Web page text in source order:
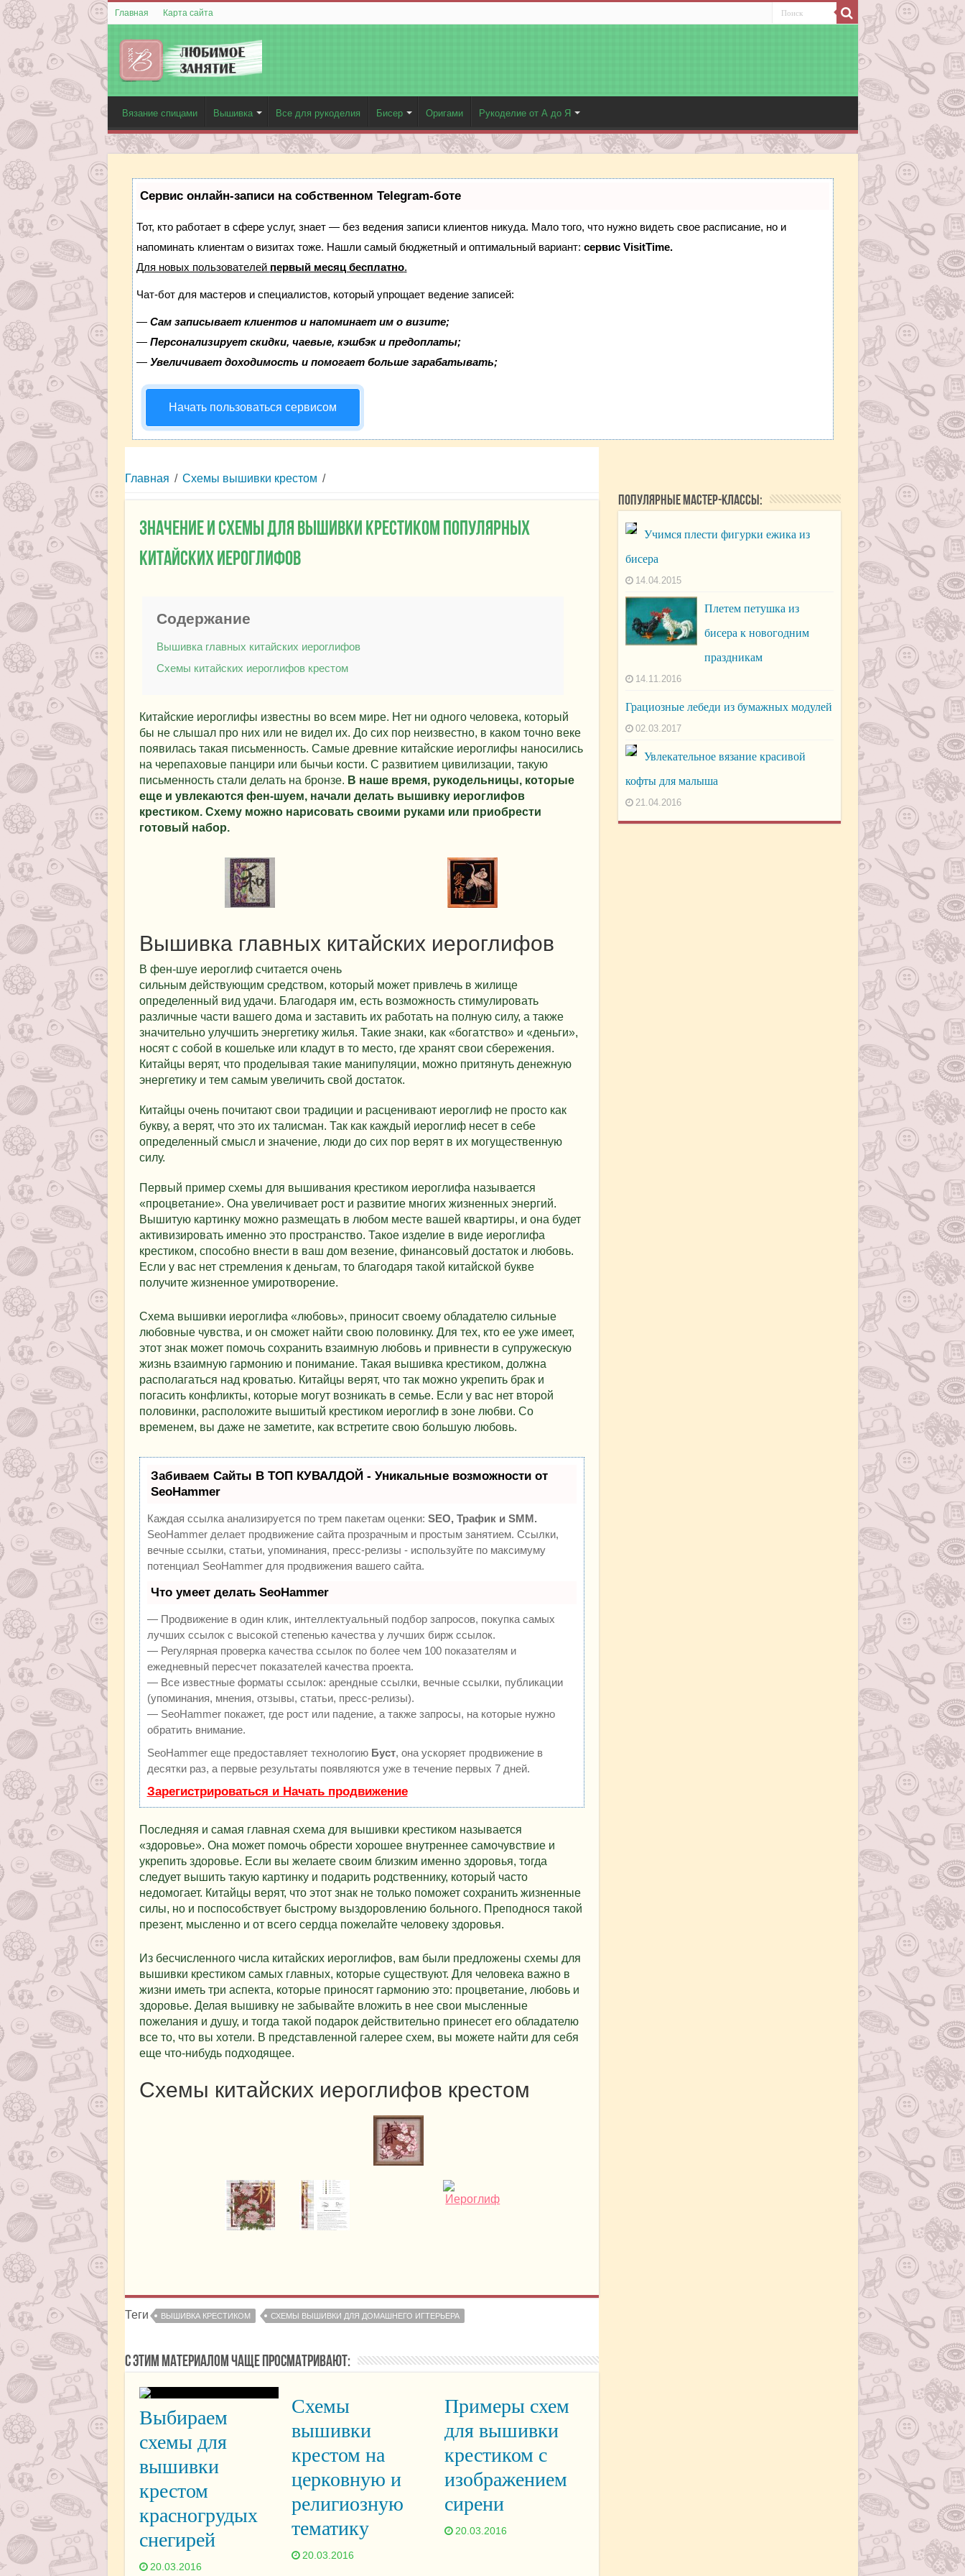
Главная Карта сайта
Вязание спицами Вышивка Все для рукоделия Бисер Оригами Рукоделие от А до Я
Сервис онлайн-записи на собственном Telegram-боте
Тот, кто работает в сфере услуг, знает — без ведения записи клиентов никуда. Мало того, что нужно видеть свое расписание, но и
напоминать клиентам о визитах тоже. Нашли самый бюджетный и оптимальный вариант: сервис VisitTime.
Для новых пользователей первый месяц бесплатно.
Чат-бот для мастеров и специалистов, который упрощает ведение записей:
— Сам записывает клиентов и напоминает им о визите;
— Персонализирует скидки, чаевые, кэшбэк и предоплаты;
— Увеличивает доходимость и помогает больше зарабатывать;
Начать пользоваться сервисом
Главная / Схемы вышивки крестом /
Значение и схемы для вышивки крестиком популярных
китайских иероглифов
Содержание
Вышивка главных китайских иероглифов
Схемы китайских иероглифов крестом
Китайские иероглифы известны во всем мире. Нет ни одного человека, который
бы не слышал про них или не видел их. До сих пор неизвестно, в каком точно веке
появилась такая письменность. Самые древние китайские иероглифы наносились
на черепаховые панцири или бычьи кости. С развитием цивилизации, такую
письменность стали делать на бронзе. В наше время, рукодельницы, которые
еще и увлекаются фен-шуем, начали делать вышивку иероглифов
крестиком. Схему можно нарисовать своими руками или приобрести
готовый набор.
Вышивка главных китайских иероглифов
В фен-шуе иероглиф считается очень
сильным действующим средством, который может привлечь в жилище
определенный вид удачи. Благодаря им, есть возможность стимулировать
различные части вашего дома и заставить их работать на полную силу, а также
значительно улучшить энергетику жилья. Такие знаки, как «богатство» и «деньги»,
носят с собой в кошельке или кладут в то место, где хранят свои сбережения.
Китайцы верят, что проделывая такие манипуляции, можно притянуть денежную
энергетику и тем самым увеличить свой достаток.
Китайцы очень почитают свои традиции и расценивают иероглиф не просто как
букву, а верят, что это их талисман. Так как каждый иероглиф несет в себе
определенный смысл и значение, люди до сих пор верят в их могущественную
силу.
Первый пример схемы для вышивания крестиком иероглифа называется
«процветание». Она увеличивает рост и развитие многих жизненных энергий.
Вышитую картинку можно размещать в любом месте вашей квартиры, и она будет
активизировать именно это пространство. Такое изделие в виде иероглифа
крестиком, способно внести в ваш дом везение, финансовый достаток и любовь.
Если у вас нет стремления к деньгам, то благодаря такой китайской букве
получите жизненное умиротворение.
Схема вышивки иероглифа «любовь», приносит своему обладателю сильные
любовные чувства, и он сможет найти свою половинку. Для тех, кто ее уже имеет,
этот знак может помочь сохранить взаимную любовь и привнести в супружескую
жизнь взаимную гармонию и понимание. Такая вышивка крестиком, должна
располагаться над кроватью. Китайцы верят, что так можно укрепить брак и
погасить конфликты, которые могут возникать в семье. Если у вас нет второй
половинки, расположите вышитый крестиком иероглиф в зоне любви. Со
временем, вы даже не заметите, как встретите свою большую любовь.
Забиваем Сайты В ТОП КУВАЛДОЙ - Уникальные возможности от
SeoHammer
Каждая ссылка анализируется по трем пакетам оценки: SEO, Трафик и SMM.
SeoHammer делает продвижение сайта прозрачным и простым занятием. Ссылки,
вечные ссылки, статьи, упоминания, пресс-релизы - используйте по максимуму
потенциал SeoHammer для продвижения вашего сайта.
Что умеет делать SeoHammer
— Продвижение в один клик, интеллектуальный подбор запросов, покупка самых
лучших ссылок с высокой степенью качества у лучших бирж ссылок.
— Регулярная проверка качества ссылок по более чем 100 показателям и
ежедневный пересчет показателей качества проекта.
— Все известные форматы ссылок: арендные ссылки, вечные ссылки, публикации
(упоминания, мнения, отзывы, статьи, пресс-релизы).
— SeoHammer покажет, где рост или падение, а также запросы, на которые нужно
обратить внимание.
SeoHammer еще предоставляет технологию Буст, она ускоряет продвижение в
десятки раз, а первые результаты появляются уже в течение первых 7 дней.
Зарегистрироваться и Начать продвижение
Последняя и самая главная схема для вышивки крестиком называется
«здоровье». Она может помочь обрести хорошее внутреннее самочувствие и
укрепить здоровье. Если вы желаете своим близким именно здоровья, тогда
следует вышить такую картинку и подарить родственнику, который часто
недомогает. Китайцы верят, что этот знак не только поможет сохранить жизненные
силы, но и поспособствует быстрому выздоровлению больного. Преподнося такой
презент, мысленно и от всего сердца пожелайте человеку здоровья.
Из бесчисленного числа китайских иероглифов, вам были предложены схемы для
вышивки крестиком самых главных, которые существуют. Для человека важно в
жизни иметь три аспекта, которые приносят гармонию это: процветание, любовь и
здоровье. Делая вышивку не забывайте вложить в нее свои мысленные
пожелания и душу, и тогда такой подарок действительно принесет его обладателю
все то, что вы хотели. В представленной галерее схем, вы можете найти для себя
еще что-нибудь подходящее.
Схемы китайских иероглифов крестом
Теги ВЫШИВКА КРЕСТИКОМ СХЕМЫ ВЫШИВКИ ДЛЯ ДОМАШНЕГО ИГТЕРЬЕРА
С этим материалом чаще просматривают:
Выбираем
схемы для
вышивки
крестом
красногрудых
снегирей
20.03.2016
Схемы
вышивки
крестом на
церковную и
религиозную
тематику
20.03.2016
Примеры схем
для вышивки
крестиком с
изображением
сирени
20.03.2016
Популярные мастер-классы:
Учимся плести фигурки ежика из
бисера
14.04.2015
Плетем петушка из
бисера к новогодним
праздникам
14.11.2016
Грациозные лебеди из бумажных модулей
02.03.2017
Увлекательное вязание красивой
кофты для малыша
21.04.2016